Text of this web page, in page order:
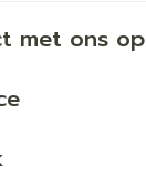
met ons op